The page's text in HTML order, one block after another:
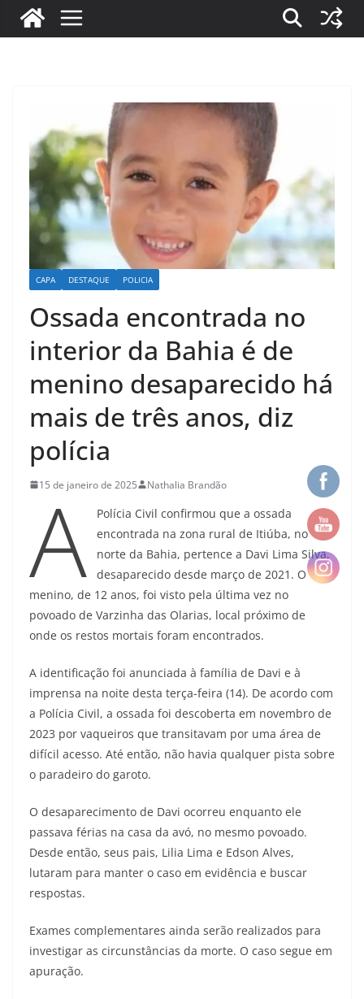
CAPA DESTAQUE POLICIA
Ossada encontrada no
interior da Bahia é de
menino desaparecido há
mais de três anos, diz
polícia
15 de janeiro de 2025 Nathalia Brandão
A
Polícia Civil confirmou que a ossada
encontrada na zona rural de Itiúba, no
norte da Bahia, pertence a Davi Lima Silva,
desaparecido desde março de 2021. O
menino, de 12 anos, foi visto pela última vez no
povoado de Varzinha das Olarias, local próximo de
onde os restos mortais foram encontrados.
A identificação foi anunciada à família de Davi e à
imprensa na noite desta terça-feira (14). De acordo com
a Polícia Civil, a ossada foi descoberta em novembro de
2023 por vaqueiros que transitavam por uma área de
difícil acesso. Até então, não havia qualquer pista sobre
o paradeiro do garoto.
O desaparecimento de Davi ocorreu enquanto ele
passava férias na casa da avó, no mesmo povoado.
Desde então, seus pais, Lilia Lima e Edson Alves,
lutaram para manter o caso em evidência e buscar
respostas.
Exames complementares ainda serão realizados para
investigar as circunstâncias da morte. O caso segue em
apuração.